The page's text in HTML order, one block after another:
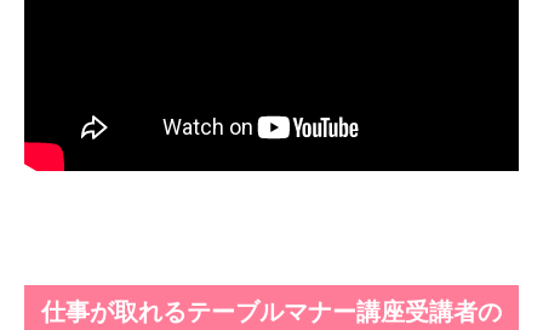
仕事が取れるテーブルマナー講座受講者の